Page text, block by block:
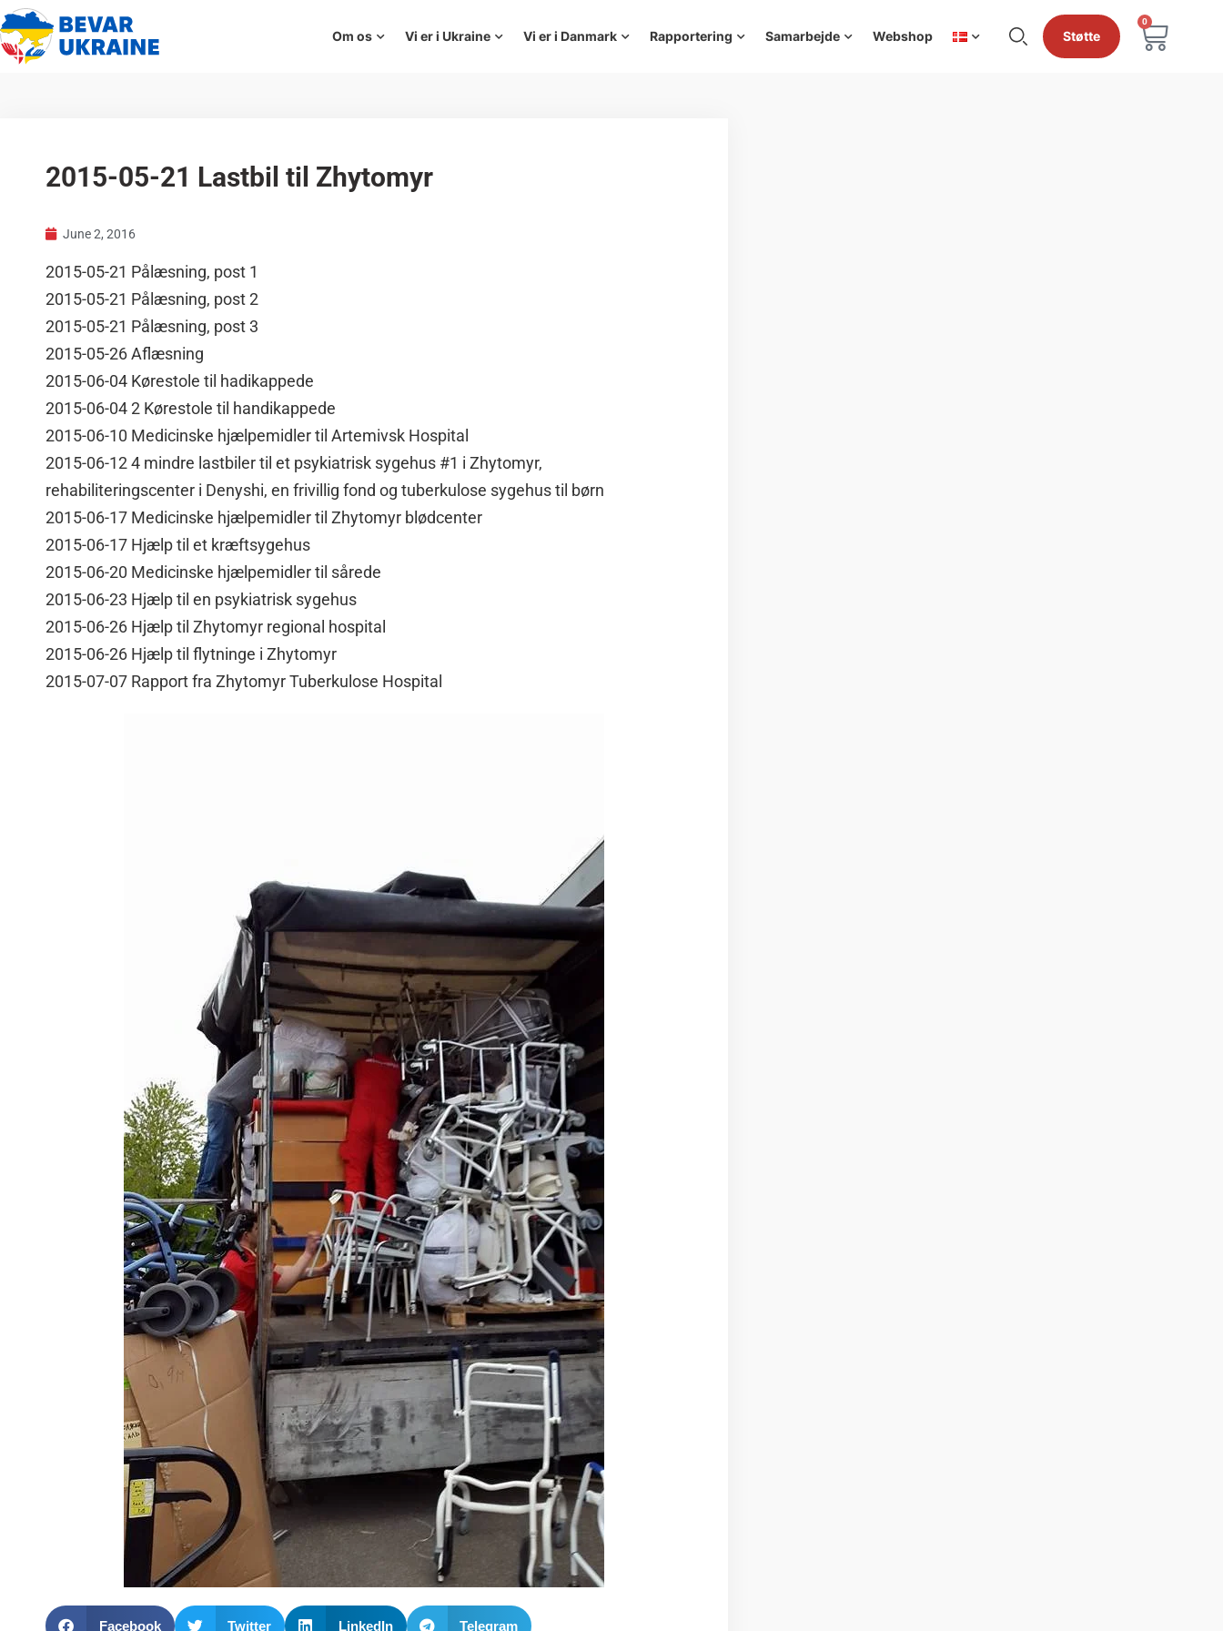
Om os Vi er i Ukraine Vi er i Danmark Rapportering Samarbejde Webshop Støtte
0
2015-05-21 Lastbil til Zhytomyr
June 2, 2016
2015-05-21 Pålæsning, post 1
2015-05-21 Pålæsning, post 2
2015-05-21 Pålæsning, post 3
2015-05-26 Aflæsning
2015-06-04 Kørestole til hadikappede
2015-06-04 2 Kørestole til handikappede
2015-06-10 Medicinske hjælpemidler til Artemivsk Hospital
2015-06-12 4 mindre lastbiler til et psykiatrisk sygehus #1 i Zhytomyr,
rehabiliteringscenter i Denyshi, en frivillig fond og tuberkulose sygehus til børn
2015-06-17 Medicinske hjælpemidler til Zhytomyr blødcenter
2015-06-17 Hjælp til et kræftsygehus
2015-06-20 Medicinske hjælpemidler til sårede
2015-06-23 Hjælp til en psykiatrisk sygehus
2015-06-26 Hjælp til Zhytomyr regional hospital
2015-06-26 Hjælp til flytninge i Zhytomyr
2015-07-07 Rapport fra Zhytomyr Tuberkulose Hospital
Facebook Twitter LinkedIn Telegram